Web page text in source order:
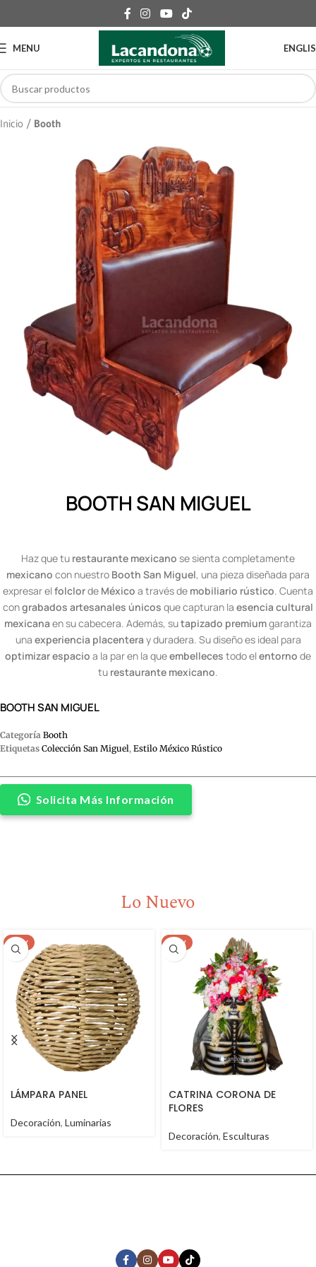
MENU
Inicio Booth
BOOTH SAN MIGUEL
Haz que tu restaurante mexicano se sienta completamente
mexicano con nuestro Booth San Miguel, una pieza diseñada para
expresar el folclorde México a través de mobiliario rústico. Cuenta
congrabados artesanales únicos que capturan la esencia cultural
mexicana en su cabecera. Además, sutapizado premiumgarantiza
una experiencia placentera y duradera. Su diseño es ideal para
optimizar espacio a la par en la queembelleces todo el entorno de
tu restaurante mexicano.
BOOTH SAN MIGUEL
Categoría Booth
Etiquetas Colección San Miguel, Estilo México Rústico
Solicita Más Información
Lo Nuevo
NEW
LÁMPARA PANEL
Decoración, Luminarias
NEW
CATRINA CORONA DE
FLORES
Decoración, Esculturas